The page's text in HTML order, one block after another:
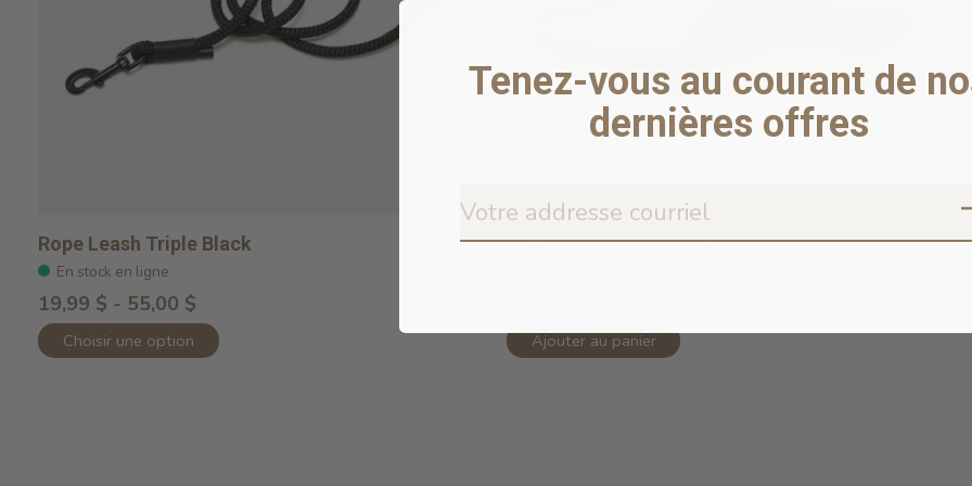
Rope Leash Triple Black
En stock en ligne
19,99 $ - 55,00 $
Choisir une option
Copy of Fetch Footwear Collection P...
Ajouter au panier
Tenez-vous au courant de
dernières offres